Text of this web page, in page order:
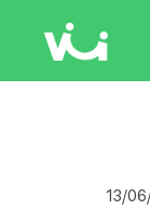
13/